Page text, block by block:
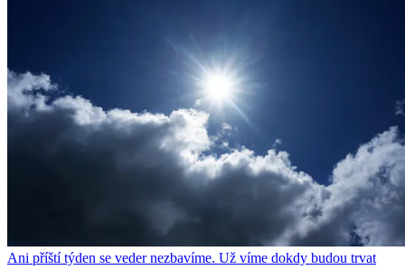
Ani příští týden se veder nezbavíme. Už víme dokdy budou trvat